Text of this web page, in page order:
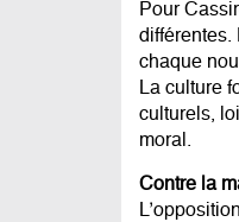
Pour
différentes.
chaque
La culture
culturels,
moral.
Contre la